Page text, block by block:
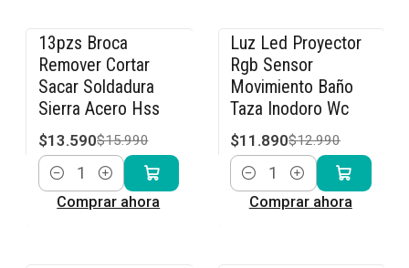
-15% OFF
13pzs Broca
Remover Cortar
Sacar Soldadura
Sierra Acero Hss
$13.590$15.990
Cantidad
Comprar ahora
-8% OFF
Luz Led Proyector
Rgb Sensor
Movimiento Baño
Taza Inodoro Wc
$11.890$12.990
Cantidad
Comprar ahora